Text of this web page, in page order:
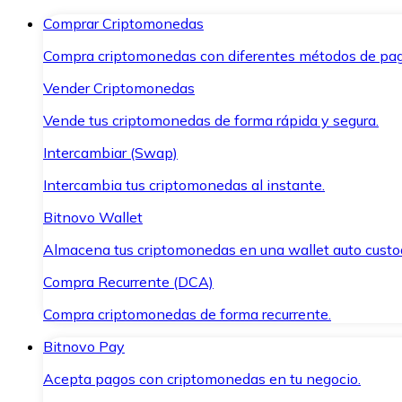
Comprar Criptomonedas
Compra criptomonedas con diferentes métodos de
Vender Criptomonedas
Vende tus criptomonedas de forma rápida y segura.
Intercambiar (Swap)
Intercambia tus criptomonedas al instante.
Bitnovo Wallet
Almacena tus criptomonedas en una wallet auto
Compra Recurrente (DCA)
Compra criptomonedas de forma recurrente.
Bitnovo Pay
Acepta pagos con criptomonedas en tu negocio.